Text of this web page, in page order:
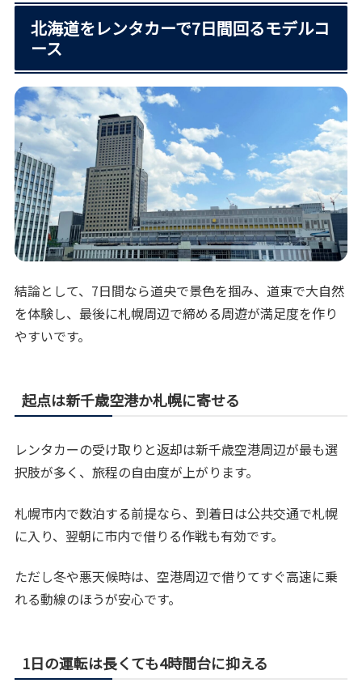
北海道をレンタカーで7日間回るモデルコ
ース
結論として、7日間なら道央で景色を掴み、道東で大自然
を体験し、最後に札幌周辺で締める周遊が満足度を作り
やすいです。
起点は新千歳空港か札幌に寄せる
レンタカーの受け取りと返却は新千歳空港周辺が最も選
択肢が多く、旅程の自由度が上がります。
札幌市内で数泊する前提なら、到着日は公共交通で札幌
に入り、翌朝に市内で借りる作戦も有効です。
ただし冬や悪天候時は、空港周辺で借りてすぐ高速に乗
れる動線のほうが安心です。
1日の運転は長くても4時間台に抑える